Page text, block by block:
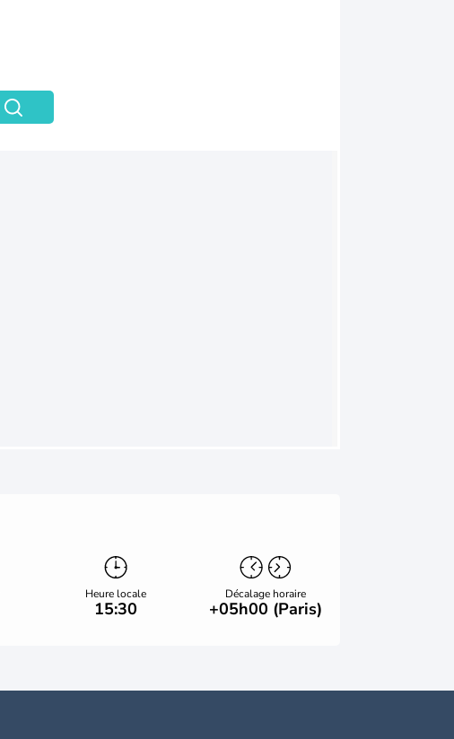
Heure locale
15:30
Décalage horaire
+05h00 (Paris)